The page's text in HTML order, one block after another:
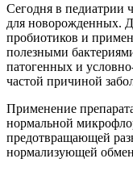
Сегодня в педиатрии
для новорожденных.
пробиотиков и
полезными
патогенных и
частой причиной
Применение
нормальной
предотвращающей
нормализующей